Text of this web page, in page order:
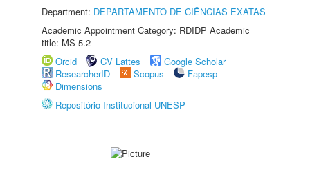
Department: DEPARTAMENTO DE CIÊNCIAS EXATAS
Academic Appointment Category: RDIDP Academic
title: MS-5.2
Orcid
CV Lattes
Google Scholar
ResearcherID
Scopus
Fapesp
Dimensions
Repositório Institucional UNESP